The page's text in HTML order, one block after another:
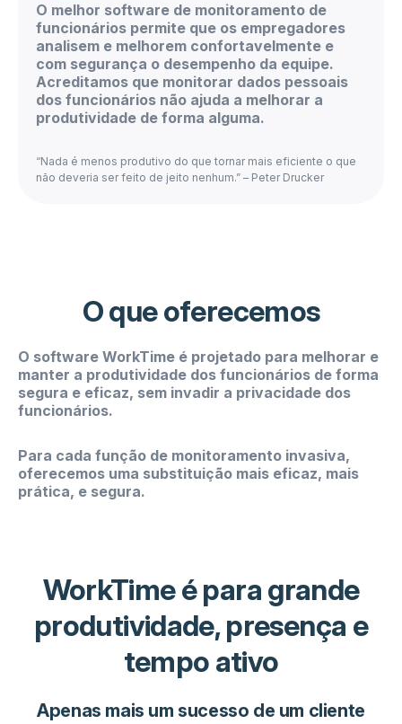
O melhor software de monitoramento de
funcionários permite que os empregadores
analisem e melhorem confortavelmente e
com segurança o desempenho da equipe.
Acreditamos que monitorar dados pessoais
dos funcionários não ajuda a melhorar a
produtividade de forma alguma.
“Nada é menos produtivo do que tornar mais eficiente o que
não deveria ser feito de jeito nenhum.” – Peter Drucker
O que oferecemos
O software WorkTime é projetado para melhorar e
manter a produtividade dos funcionários de forma
segura e eficaz, sem invadir a privacidade dos
funcionários.
Para cada função de monitoramento invasiva,
oferecemos uma substituição mais eficaz, mais
prática, e segura.
WorkTime é para grande
produtividade, presença e
tempo ativo
Apenas mais um sucesso de um cliente